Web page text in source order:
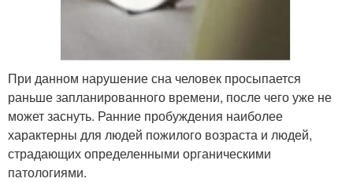
При данном нарушение сна человек просыпается
раньше запланированного времени, после чего уже не
может заснуть. Ранние пробуждения наиболее
характерны для людей пожилого возраста и людей,
страдающих определенными органическими
патологиями.